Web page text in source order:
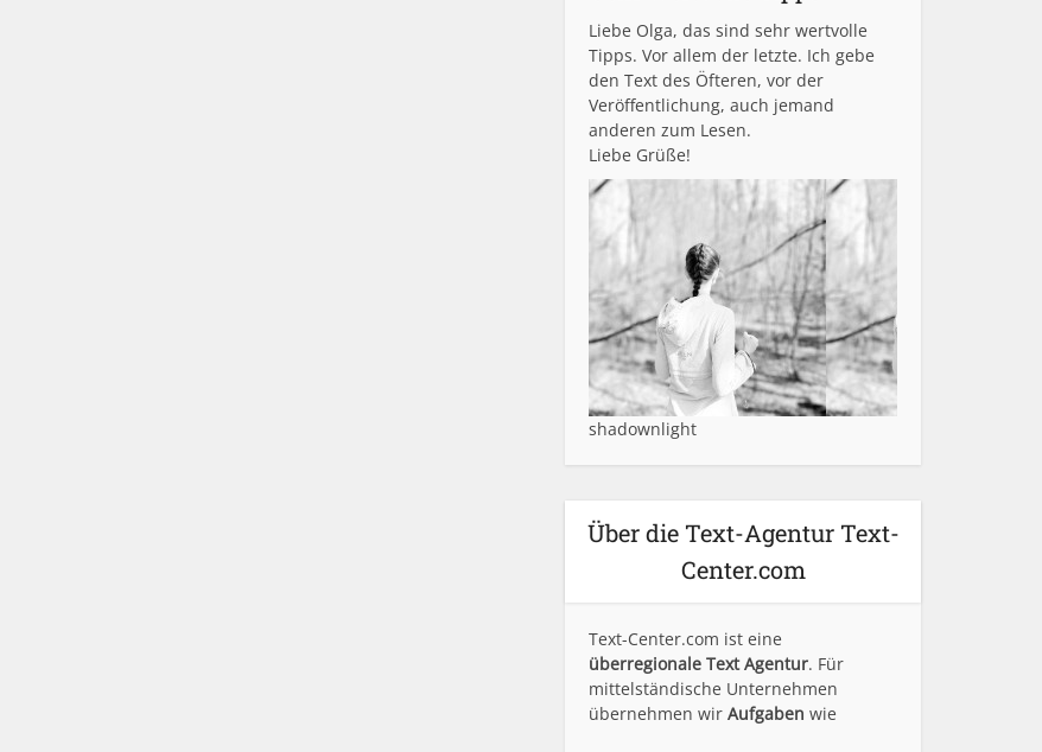
Liebe Olga, das sind sehr wertvolle
Tipps. Vor allem der letzte. Ich gebe
den Text des Öfteren, vor der
Veröffentlichung, auch jemand
anderen zum Lesen.
Liebe Grüße!
shadownlight
Über die Text-Agentur Text-
Center.com
Text-Center.com ist eine
überregionale Text Agentur. Für
mittelständische Unternehmen
übernehmen wir Aufgaben wie